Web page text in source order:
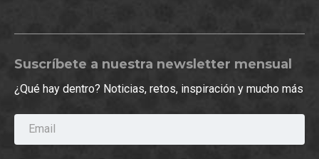
Suscríbete a nuestra newsletter mensual
¿Qué hay dentro? Noticias, retos, inspiración y mucho más
Email